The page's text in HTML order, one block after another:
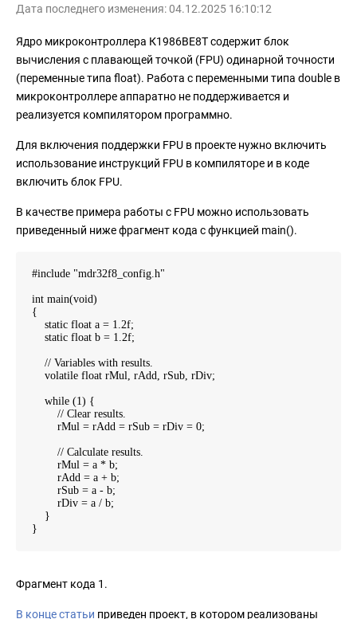
Дата последнего изменения: 04.12.2025 16:10:12
Ядро микроконтроллера К1986ВЕ8Т содержит блок
вычисления с плавающей точкой (FPU) одинарной точности
(переменные типа float). Работа с переменными типа double в
микроконтроллере аппаратно не поддерживается и
реализуется компилятором программно.
Для включения поддержки FPU в проекте нужно включить
использование инструкций FPU в компиляторе и в коде
включить блок FPU.
В качестве примера работы с FPU можно использовать
приведенный ниже фрагмент кода с функцией main().
#include "mdr32f8_config.h"
int main(void)
{
static float a = 1.2f;
static float b = 1.2f;
// Variables with results.
volatile float rMul, rAdd, rSub, rDiv;
while (1) {
// Clear results.
rMul = rAdd = rSub = rDiv = 0;
// Calculate results.
rMul = a * b;
rAdd = a + b;
rSub = a - b;
rDiv = a / b;
}
}
Фрагмент кода 1.
В конце статьи приведен проект, в котором реализованы